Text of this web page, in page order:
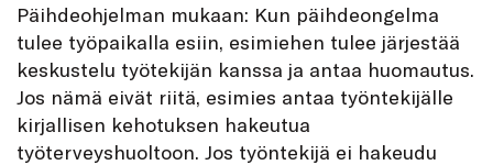
Päihdeohjelman mukaan: Kun päihdeongelma
tulee työpaikalla esiin, esimiehen tulee järjestää
keskustelu työtekijän kanssa ja antaa huomautus.
Jos nämä eivät riitä, esimies antaa työntekijälle
kirjallisen kehotuksen hakeutua
työterveyshuoltoon. Jos työntekijä ei hakeudu